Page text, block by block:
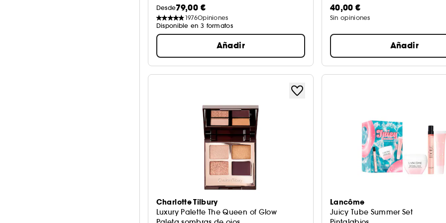
Desde79,00 €
1976Opiniones
Disponible en 3 formatos
Añadir
40,00 €
Sin opiniones
Añadir
Charlotte Tilbury
Luxury Palette The Queen of Glow
Lancôme
Juicy Tube Summer Set